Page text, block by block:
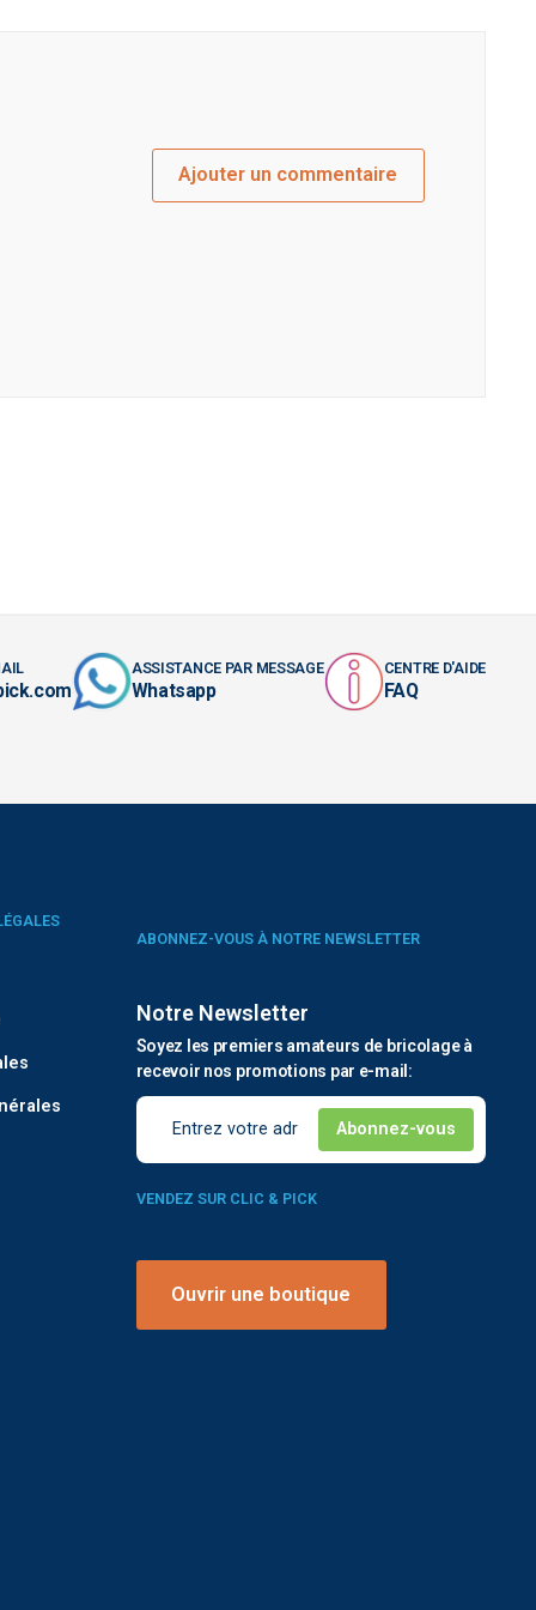
Ajouter un commentaire
ASSISTANCE PAR MESSAGE
Whatsapp
CENTRE D'AIDE
FAQ
ABONNEZ-VOUS À NOTRE NEWSLETTER
Notre Newsletter
Soyez les premiers amateurs de bricolage à
recevoir nos promotions par e-mail:
VENDEZ SUR CLIC & PICK
Ouvrir une boutique